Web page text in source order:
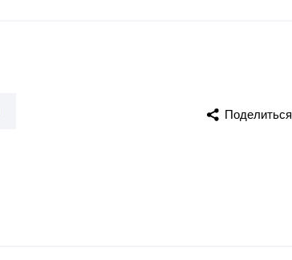
Поделиться